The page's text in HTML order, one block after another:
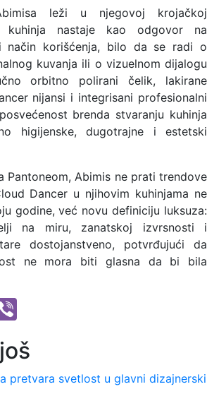
leži u njegovoj krojačkoj
kuhinja nastaje kao odgovor na
način korišćenja, bilo da se radi o
kuvanja ili o vizuelnom dijalogu
orbitno polirani čelik, lakirane
nijansi i integrisani profesionalni
brenda stvaranju kuhinja
higijenske, dugotrajne i estetski
Pantoneom, Abimis ne prati trendove
Dancer u njihovim kuhinjama ne
godine, već novu definiciju luksuza:
na miru, zanatskoj izvrsnosti i
dostojanstveno, potvrđujući da
ne mora biti glasna da bi bila